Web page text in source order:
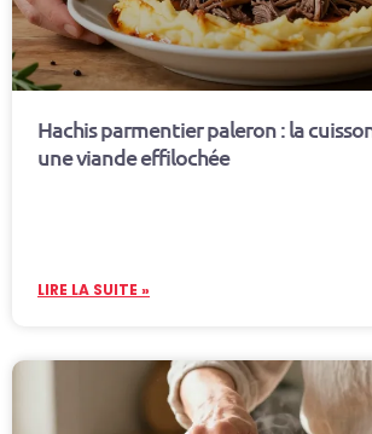
Hachis parmentier paleron : la
une viande effilochée
LIRE LA SUITE »